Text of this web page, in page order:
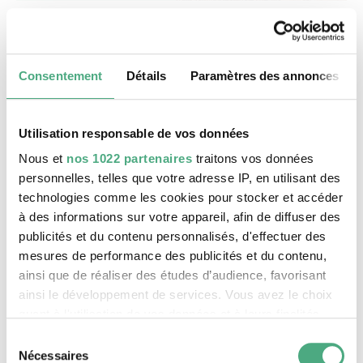
Consentement Détails Paramètres des annonces
Utilisation responsable de vos données
Nous et nos 1022 partenaires traitons vos données
personnelles, telles que votre adresse IP, en utilisant des
technologies comme les cookies pour stocker et accéder
à des informations sur votre appareil, afin de diffuser des
publicités et du contenu personnalisés, d'effectuer des
mesures de performance des publicités et du contenu,
ainsi que de réaliser des études d’audience, favorisant
ainsi le développement de services. Vous avez le choix
tout moment en consultant la Déclaration relative aux
Nécessaires
Le patrimoine mondial Völklinger Hütte
VISITE GUIDÉE PUBLIQUE
Le monte-charge incliné de la Völklinger Hütte
Copyright: Weltkulturerbe Völklinger Hütte | Karl
©
Le patrimoine mondial Völklinger Hütte